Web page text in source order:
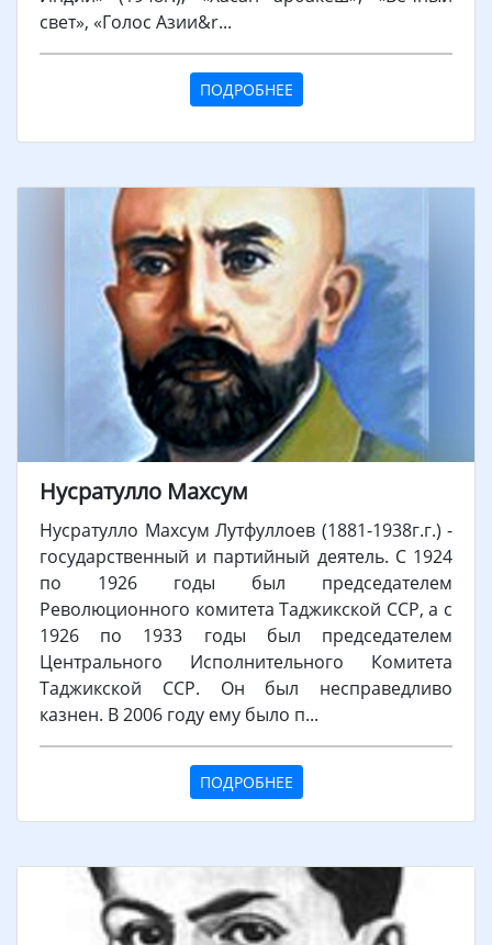
свет», «Голос Азии&r...
ПОДРОБНЕЕ
Нусратулло Махсум
Нусратулло Махсум Лутфуллоев (1881-1938г.г.) -
государственный и партийный деятель. С 1924
по 1926 годы был председателем
Революционного комитета Таджикской ССР, а с
1926 по 1933 годы был председателем
Центрального Исполнительного Комитета
Таджикской ССР. Он был несправедливо
казнен. В 2006 году ему было п...
ПОДРОБНЕЕ